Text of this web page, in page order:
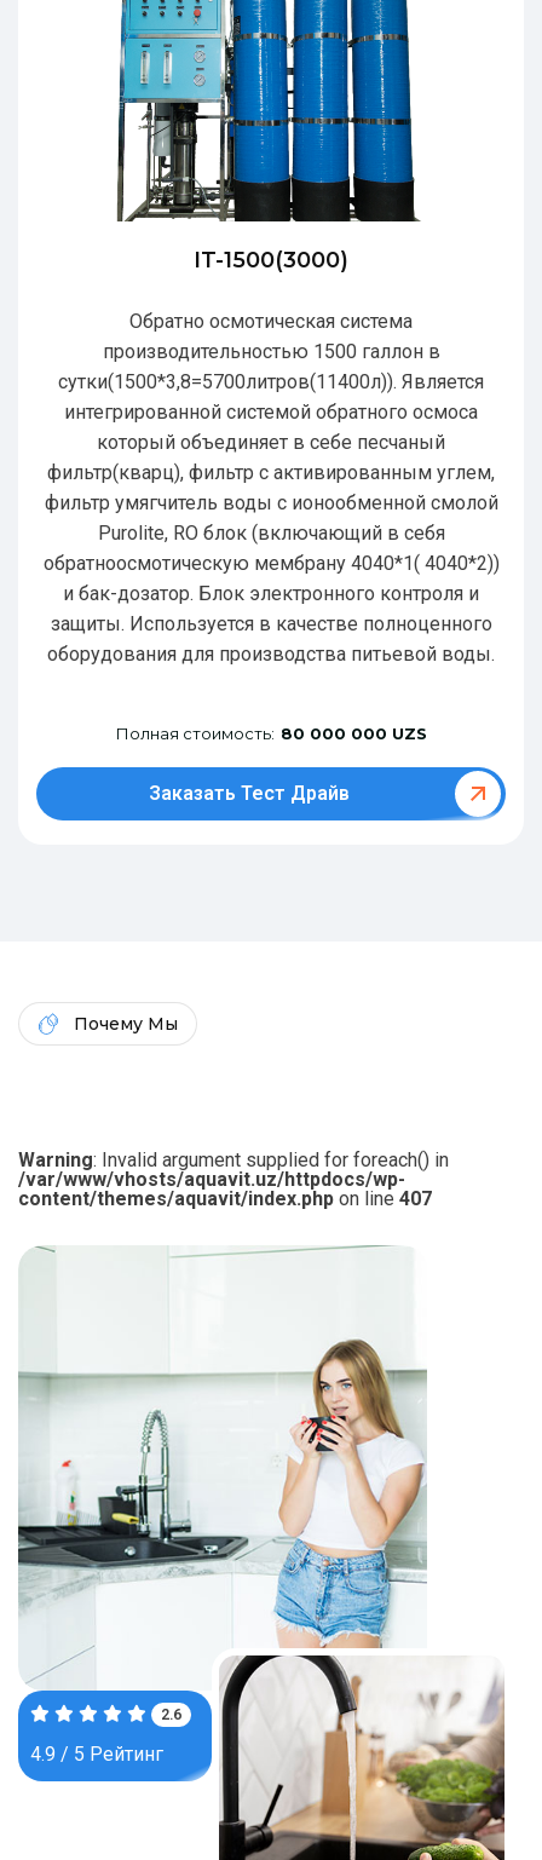
IT-1500(3000)
Обратно осмотическая система
производительностью 1500 галлон в
сутки(1500*3,8=5700литров(11400л)). Является
интегрированной системой обратного осмоса
который объединяет в себе песчаный
фильтр(кварц), фильтр с активированным углем,
фильтр умягчитель воды с ионообменной смолой
Purolite, RO блок (включающий в себя
обратноосмотическую мембрану 4040*1( 4040*2))
и бак-дозатор. Блок электронного контроля и
защиты. Используется в качестве полноценного
оборудования для производства питьевой воды.
Полная стоимость: 80 000 000 UZS
Заказать Тест Драйв
Почему Мы
Warning: Invalid argument supplied for foreach() in
/var/www/vhosts/aquavit.uz/httpdocs/wp-
content/themes/aquavit/index.php on line 407
4.0
4.9 / 5 Рейтинг